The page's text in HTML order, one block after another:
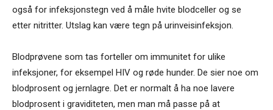
også for infeksjonstegn ved å måle hvite blodceller og se
etter nitritter. Utslag kan være tegn på urinveisinfeksjon.
Blodprøvene som tas forteller om immunitet for ulike
infeksjoner, for eksempel HIV og røde hunder. De sier noe om
blodprosent og jernlagre. Det er normalt å ha noe lavere
blodprosent i graviditeten, men man må passe på at